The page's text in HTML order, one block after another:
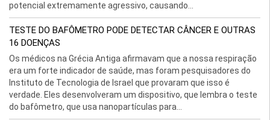
potencial extremamente agressivo, causando...
TESTE DO BAFÔMETRO PODE DETECTAR CÂNCER E OUTRAS
16 DOENÇAS
Os médicos na Grécia Antiga afirmavam que a nossa respiração
era um forte indicador de saúde, mas foram pesquisadores do
Instituto de Tecnologia de Israel que provaram que isso é
verdade. Eles desenvolveram um dispositivo, que lembra o teste
do bafômetro, que usa nanopartículas para...